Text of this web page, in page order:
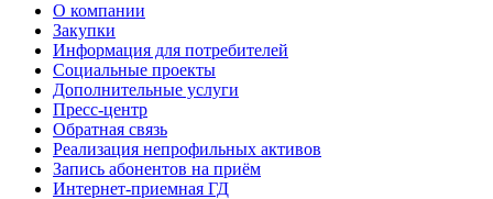
О компании
Закупки
Информация для потребителей
Социальные проекты
Дополнительные услуги
Пресс-центр
Обратная связь
Реализация непрофильных активов
Запись абонентов на приём
Интернет-приемная ГД